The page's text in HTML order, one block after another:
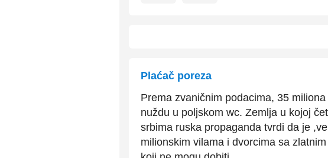
Plaćač poreza
Prema zvaničnim podacima, 35
nuždu u poljskom wc. Zemlja u kojoj
srbima ruska propaganda tvrdi da je
milionskim vilama i dvorcima sa